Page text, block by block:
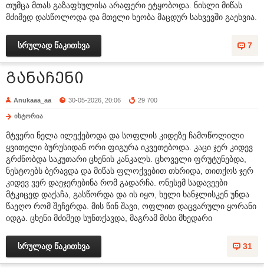
თუმცა მთას გაზაფხულისა არაფერი ეტყობოდა. ნისლი მიწას
მძიმედ დასწოლოდა და მთელი ხეობა მაცდურ სახვევში გაეხვია.
7
სრულად წაკითხვა
განაჩენი
Anukaaa_aa 30-05-2026, 20:06 29 700
ისტორია
მტვერი ნელა ილექებოდა და სოფლის კიდეზე ჩამოწოლილი
ყვითელი ბურუსიდან ორი ფიგურა იკვეთებოდა. კაცი ჯერ კიდევ
გრძნობდა საკუთარი ცხენის კანკალს. ცხოველი ფრუტუნებდა,
ნესტოებს ბერავდა და მიწას ფლოქვებით თხრიდა, თითქოს ჯერ
კიდევ ვერ დაეჯერებინა რომ გადარჩა. ონესემ სადავეები
მტკიცედ დაქაჩა, გასწორდა და ის იყო, ხელი ხანჯლისკენ უნდა
წაეღო რომ შეჩერდა. მის წინ შავი, ოფლით დაცვარული ყორანი
იდგა. ცხენი მძიმედ სუნთქავდა, მაგრამ მისი მხედარი
31
სრულად წაკითხვა